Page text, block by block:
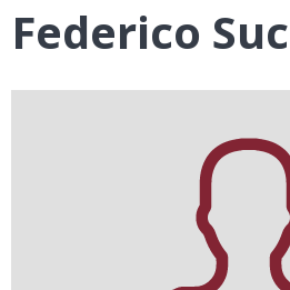
Federico